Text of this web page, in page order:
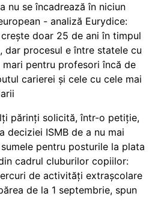
nu se încadrează în niciun
- analiză Eurydice:
doar 25 de ani în timpul
dar procesul e între statele cu
mari pentru profesori încă de
carierei și cele cu cele mai
părinți solicită, într-o petiție,
deciziei ISMB de a nu mai
pentru posturile la plata
cadrul cluburilor copiilor:
de activități extrașcolare
de la 1 septembrie, spun